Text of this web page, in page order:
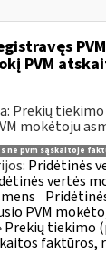
PVM
Prekių
mokėtoju
ne pvm sąskaitoje
Pridėtinės
vertės
PVM
faktūros,